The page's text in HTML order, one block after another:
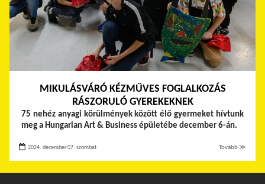
MIKULÁSVÁRÓ KÉZMŰVES FOGLALKOZÁS
RÁSZORULÓ GYEREKEKNEK
75 nehéz anyagi körülmények között élő gyermeket hívtunk
meg a Hungarian Art & Business épületébe december 6-án.
2024. december 07. szombat Tovább ≫